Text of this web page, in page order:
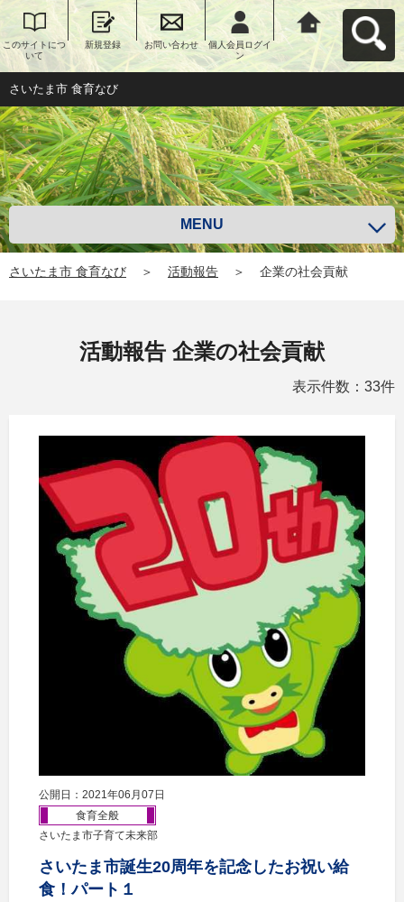
このサイトにつ
いて
新規登録 お問い合わせ
個人会員ログイ
ン
さいたま市 食育
なびへ戻る
さいたま市 食育なび
MENU
さいたま市 食育なび ＞ 活動報告 ＞ 企業の社会貢献
活動報告 企業の社会貢献
表示件数：33件
公開日：2021年06月07日
食育全般
さいたま市子育て未来部
さいたま市誕生20周年を記念したお祝い給
食！パート１